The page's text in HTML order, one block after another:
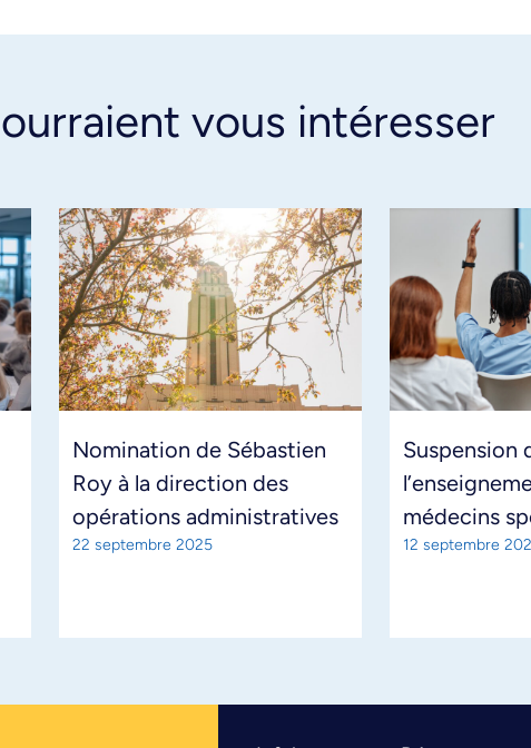
vous intéresser
Nomination de Sébastien
Roy à la direction des
opérations administratives
22 septembre 2025
Suspension
médecins
12 septembre